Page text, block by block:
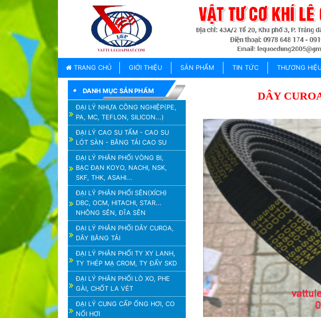
TRANG CHỦ GIỚI THIỆU SẢN PHẨM TIN TỨC THƯƠNG
TRANG
CHỦ
SẢN
PHẨM
THƯƠNG
TIN
TỨC
DANH MỤC SẢN PHẨM
ĐẠI LÝ NHỰA CÔNG NGHIỆP(PE,
PA, MC, TEFLON, SILICON...)
ĐẠI LÝ CAO SU TẤM - CAO SU
LÓT SÀN - BĂNG TẢI CAO SU
ĐẠI LÝ PHÂN PHỐI VÒNG BI,
BẠC ĐẠN KOYO, NACHI, NSK,
SKF, THK, ASAHI...
ĐẠI LÝ PHÂN PHỐI SÊN(XÍCH)
DBC, OCM, HITACHI, STAR...
NHÔNG SÊN, ĐĨA SÊN
ĐẠI LÝ PHÂN PHỐI DÂY CUROA,
DÂY BĂNG TẢI
ĐẠI LÝ PHÂN PHỐI TY XY LANH,
TY THÉP MẠ CROM, TY ĐẨY SKD
ĐẠI LÝ PHÂN PHỐI LÒ XO, PHE
GÀI, CHỐT LA VÉT
ĐẠI LÝ CUNG CẤP ỐNG HƠI, CO
NỐI HƠI
DÂY